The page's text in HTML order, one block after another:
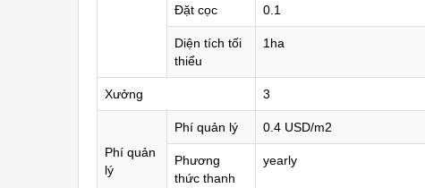
Đặt cọc 0.1
Diện tích tối
thiểu
1ha
Xưởng 3
Phí quản
lý
Phí quản lý 0.4 USD/m2
Phương
thức thanh
yearly